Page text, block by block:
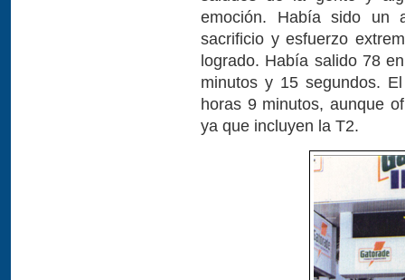
emoción. Había sido un
sacrificio y esfuerzo
logrado. Había salido 78
minutos y 15 segundos.
horas 9 minutos, aunque
ya que incluyen la T2.